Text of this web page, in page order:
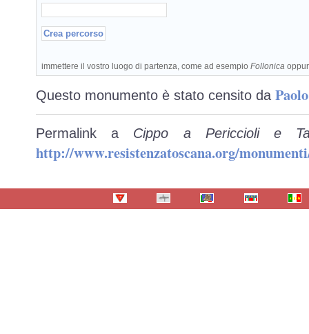
immettere il vostro luogo di partenza, come ad esempio Follonica
Questo monumento è stato censito da
Permalink a Cippo a Periccioli e
http://www.resistenzatoscana.org/